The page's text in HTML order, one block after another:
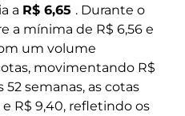
a R$ 6,65 . Durante o
a mínima de R$ 6,56 e
um volume
movimentando R$
52 semanas, as cotas
R$ 9,40, refletindo os